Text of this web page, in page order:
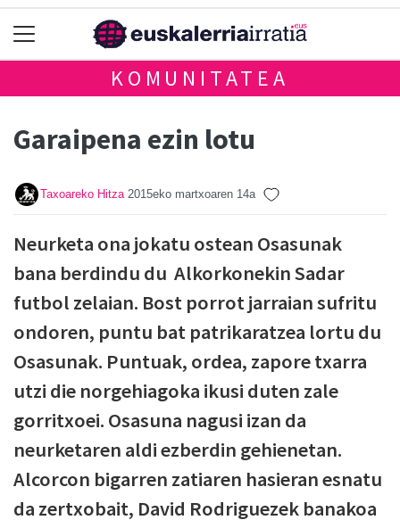
KOMUNITATEA
Garaipena ezin lotu
Taxoareko Hitza 2015eko martxoaren 14a
Neurketa ona jokatu ostean Osasunak
bana berdindu du Alkorkonekin Sadar
futbol zelaian. Bost porrot jarraian sufritu
ondoren, puntu bat patrikaratzea lortu du
Osasunak. Puntuak, ordea, zapore txarra
utzi die norgehiagoka ikusi duten zale
gorritxoei. Osasuna nagusi izan da
neurketaren aldi ezberdin gehienetan.
Alcorcon bigarren zatiaren hasieran esnatu
da zertxobait, David Rodriguezek banakoa